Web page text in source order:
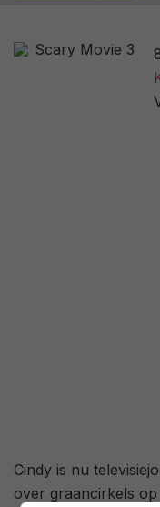
Cindy is nu
over graancirkels